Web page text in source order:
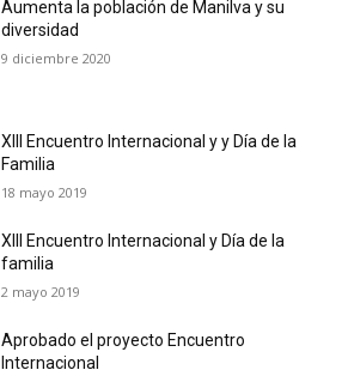
Aumenta la población de Manilva y su
diversidad
9 diciembre 2020
XIII Encuentro Internacional y y Día de la
Familia
18 mayo 2019
XIII Encuentro Internacional y Día de la
familia
2 mayo 2019
Aprobado el proyecto Encuentro
Internacional